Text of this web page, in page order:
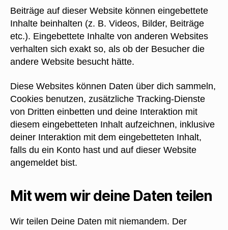
Beiträge auf dieser Website können eingebettete
Inhalte beinhalten (z. B. Videos, Bilder, Beiträge
etc.). Eingebettete Inhalte von anderen Websites
verhalten sich exakt so, als ob der Besucher die
andere Website besucht hätte.
Diese Websites können Daten über dich sammeln,
Cookies benutzen, zusätzliche Tracking-Dienste
von Dritten einbetten und deine Interaktion mit
diesem eingebetteten Inhalt aufzeichnen, inklusive
deiner Interaktion mit dem eingebetteten Inhalt,
falls du ein Konto hast und auf dieser Website
angemeldet bist.
Mit wem wir deine Daten teilen
Wir teilen Deine Daten mit niemandem. Der